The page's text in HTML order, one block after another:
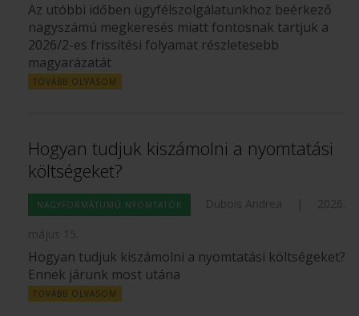
Az utóbbi időben ügyfélszolgálatunkhoz beérkező
nagyszámú megkeresés miatt fontosnak tartjuk a
2026/2-es frissítési folyamat részletesebb
magyarázatát
TOVÁBB OLVASOM
Hogyan tudjuk kiszámolni a nyomtatási
költségeket?
NAGYFORMÁTUMÚ NYOMTATÓK Dubois Andrea |
2026.
május 15.
Hogyan tudjuk kiszámolni a nyomtatási költségeket?
Ennek járunk most utána
TOVÁBB OLVASOM